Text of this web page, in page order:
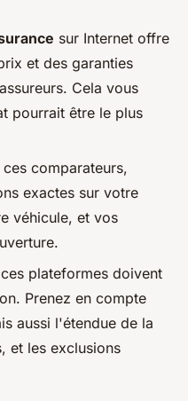
sur Internet offre
et des garanties
Cela vous
pourrait être le plus
comparateurs,
exactes sur votre
véhicule, et vos
plateformes doivent
Prenez en compte
aussi l'étendue de la
et les exclusions